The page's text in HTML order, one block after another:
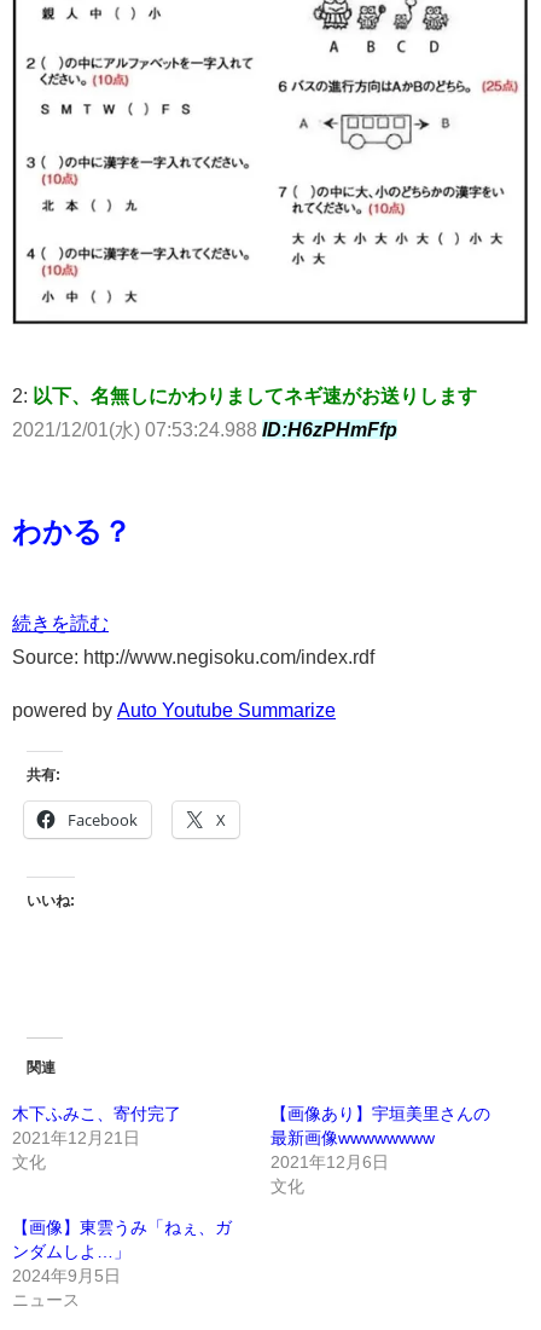
2: 以下、名無しにかわりましてネギ速がお送りします
2021/12/01(水) 07:53:24.988 ID:H6zPHmFfp
わかる？
続きを読む
Source: http://www.negisoku.com/index.rdf
powered by Auto Youtube Summarize
共有:
Facebook X
いいね:
関連
木下ふみこ、寄付完了
2021年12月21日
文化
【画像あり】宇垣美里さんの
最新画像wwwwwwww
2021年12月6日
文化
【画像】東雲うみ「ねぇ、ガ
ンダムしよ…」
2024年9月5日
ニュース